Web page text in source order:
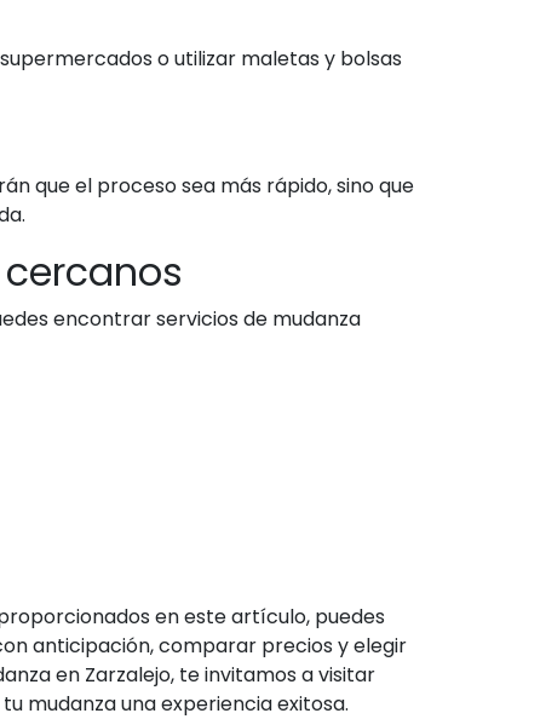
o utilizar maletas y bolsas
que el proceso sea más rápido, sino que
encontrar servicios de mudanza
en este artículo, puedes
anticipación, comparar precios y elegir
en Zarzalejo, te invitamos a visitar
mudanza una experiencia exitosa.